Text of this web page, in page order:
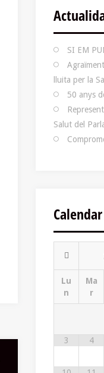
SI EM
lluita per la
50 anys
Salut del
Calendar
Lu
n
Ma
r
3 4